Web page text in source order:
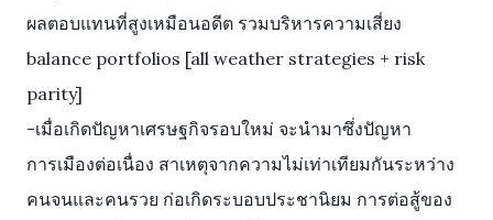
ผลตอบแทนที่สูงเหมือนอดีต รวมบริหารความเสี่ยง
balance portfolios [all weather strategies + risk
parity]
-เมื่อเกิดปัญหาเศรษฐกิจรอบใหม่ จะนำมาซึ่งปัญหา
การเมืองต่อเนื่อง สาเหตุจากความไม่เท่าเทียมกันระหว่าง
คนจนและคนรวย ก่อเกิดระบอบประชานิยม การต่อสู้ของ